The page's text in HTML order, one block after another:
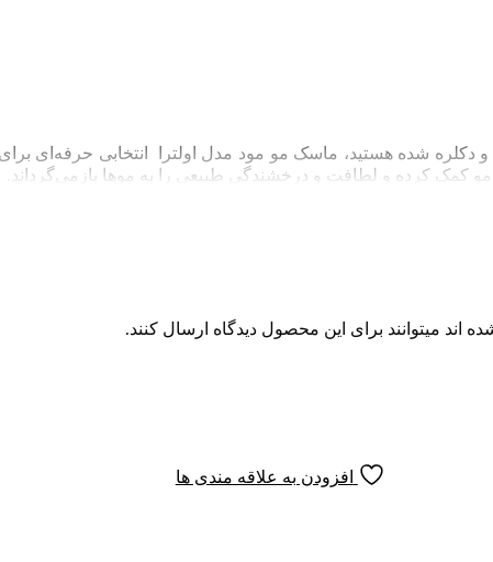
شده هستید، ماسک مو مود مدل اولترا انتخابی حرفه‌ای
کمک کرده و لطافت و درخشندگی طبیعی را به موها بازمی‌گرداند.
را جبران کرده و مقاومت مو را در برابر آسیب‌های بعدی
می‌شود. استفاده منظم از ماسک مو مود مدل اولترا باعث:
میتوانند برای این محصول دیدگاه ارسال کنند.
افزودن به علاقه مندی ها